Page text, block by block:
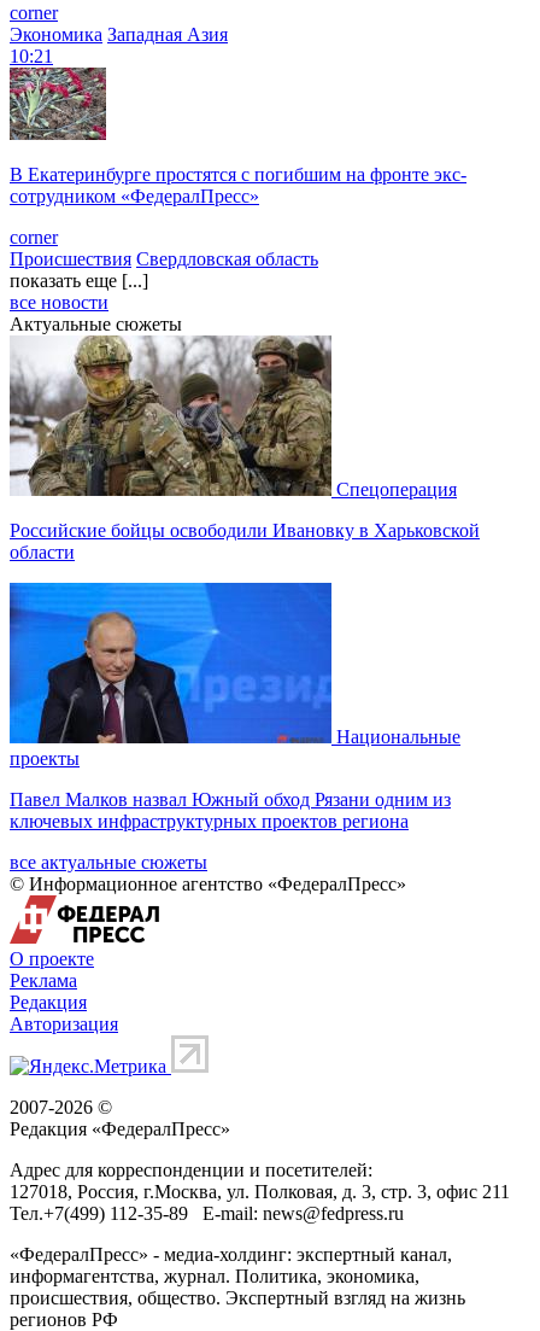
corner
Экономика Западная Азия
10:21
В Екатеринбурге простятся с погибшим на фронте экс-
сотрудником «ФедералПресс»
corner
Происшествия Свердловская область
показать еще [...]
все новости
Актуальные сюжеты
Спецоперация
Российские бойцы освободили Ивановку в Харьковской
области
Национальные
проекты
Павел Малков назвал Южный обход Рязани одним из
ключевых инфраструктурных проектов региона
все актуальные сюжеты
© Информационное агентство «ФедералПресс»
О проекте
Реклама
Редакция
Авторизация
2007-2026 ©
Редакция «ФедералПресс»
Адрес для корреспонденции и посетителей:
127018, Россия, г.Москва, ул. Полковая, д. 3, стр. 3, офис 211
Тел.+7(499) 112-35-89 E-mail: news@fedpress.ru
«ФедералПресс» - медиа-холдинг: экспертный канал,
информагентства, журнал. Политика, экономика,
происшествия, общество. Экспертный взгляд на жизнь
регионов РФ